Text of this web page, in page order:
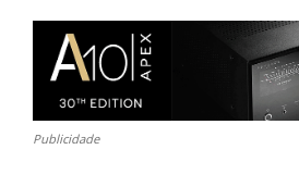
Publicidade